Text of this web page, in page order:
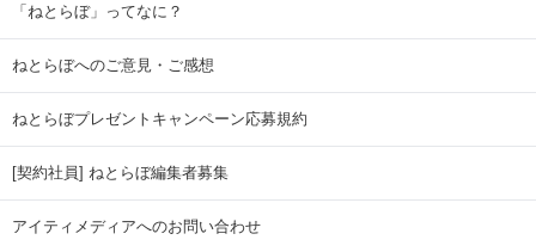
「ねとらぼ」ってなに？
ねとらぼへのご意見・ご感想
ねとらぼプレゼントキャンペーン応募規約
[契約社員] ねとらぼ編集者募集
アイティメディアへのお問い合わせ